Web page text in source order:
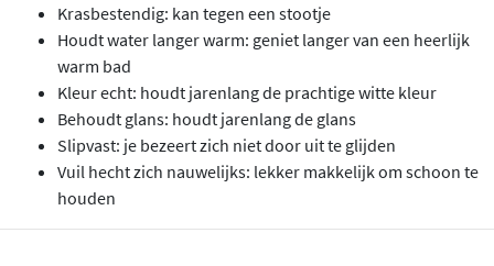
Krasbestendig: kan tegen een stootje
Houdt water langer warm: geniet langer van een heerlijk
warm bad
Kleur echt: houdt jarenlang de prachtige witte kleur
Behoudt glans: houdt jarenlang de glans
Slipvast: je bezeert zich niet door uit te glijden
Vuil hecht zich nauwelijks: lekker makkelijk om schoon te
houden